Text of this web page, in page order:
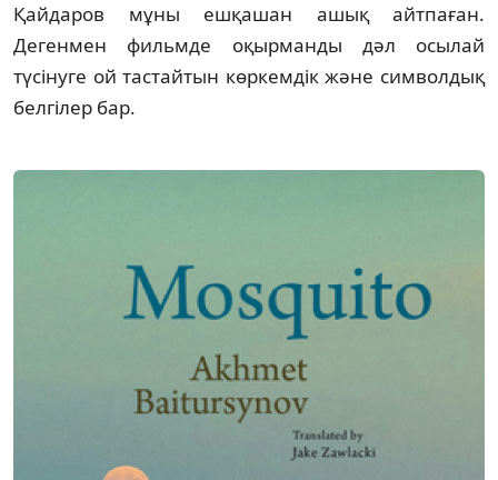
Қайдаров мұны ешқашан ашық айтпаған.
Дегенмен фильмде оқырманды дәл осы­лай
түсінуге ой тастайтын көркемдік жә­не символдық
белгілер бар.